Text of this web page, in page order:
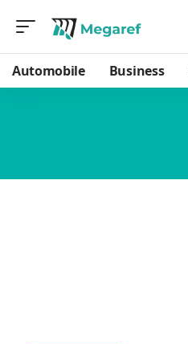
Automobile Business